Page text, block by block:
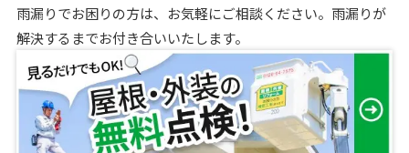
雨漏りでお困りの方は、お気軽にご相談ください。雨漏りが
解決するまでお付き合いいたします。